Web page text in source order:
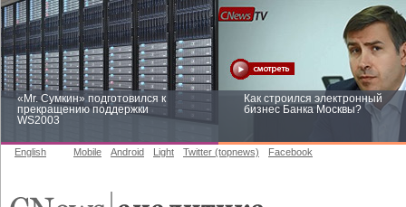
«Mr. Сумкин» подготовился к
прекращению поддержки
WS2003
Как строился электронный
бизнес Банка Москвы?
English Mobile Android Light Twitter (topnews) Facebook